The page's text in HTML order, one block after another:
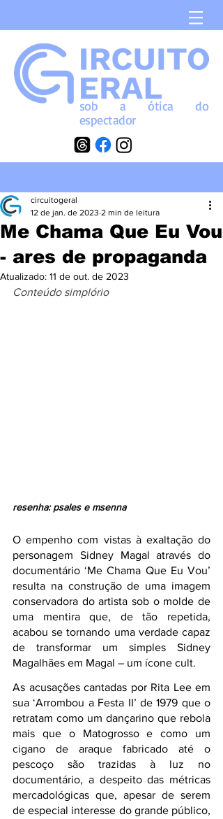
sob aóticado
espectador
Me Chama Que Eu Vou
- ares de propaganda
circuitogeral
12 de jan. de 2023 2 min de leitura
Atualizado: 11 de out. de 2023
Conteúdo simplório
resenha: psales e msenna
O empenho com vistas à exaltação do
personagem Sidney Magal através do
documentário ‘Me Chama Que Eu Vou’
resulta na construção de uma imagem
conservadora do artista sob o molde de
uma mentira que, de tão repetida,
acabou se tornando uma verdade capaz
de transformar um simples Sidney
Magalhães em Magal – um ícone cult.
As acusações cantadas por Rita Lee em
sua ‘Arrombou a Festa II’ de 1979 que o
retratam como um dançarino que rebola
mais que o Matogrosso e como um
cigano de araque fabricado até o
pescoço são trazidas à luz no
documentário, a despeito das métricas
mercadológicas que, apesar de serem
de especial interesse do grande público,